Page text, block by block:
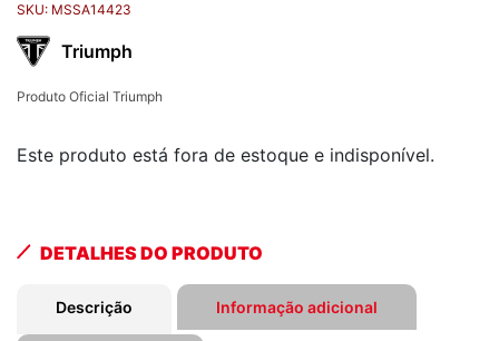
SKU: MSSA14423
Triumph
Produto Oficial Triumph
Este produto está fora de estoque e indisponível.
DETALHES DO PRODUTO
Descrição Informação adicional